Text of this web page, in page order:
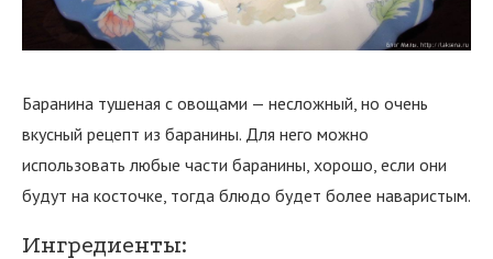
Баранина тушеная с овощами — несложный, но очень
вкусный рецепт из баранины. Для него можно
использовать любые части баранины, хорошо, если они
будут на косточке, тогда блюдо будет более наваристым.
Ингредиенты: